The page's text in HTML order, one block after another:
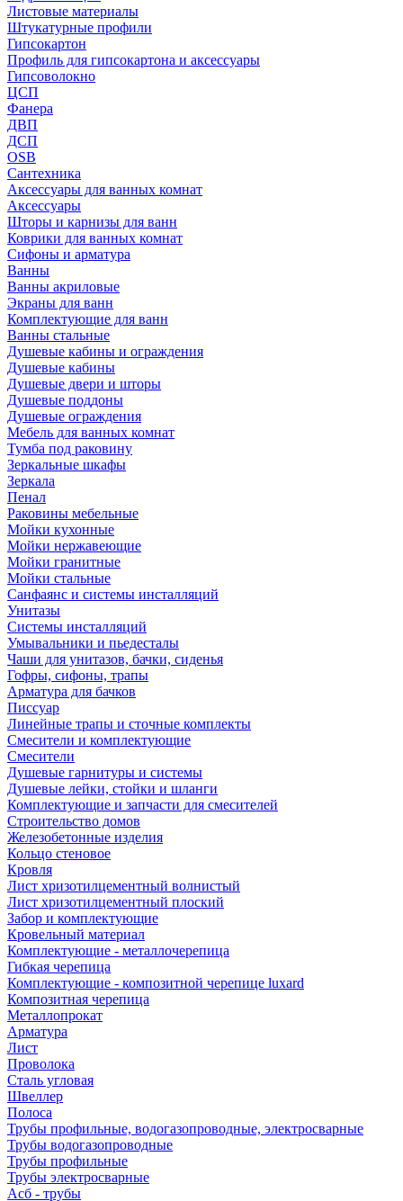
Листовые материалы
Штукатурные профили
Гипсокартон
Профиль для гипсокартона и аксессуары
Гипсоволокно
ЦСП
Фанера
ДВП
ДСП
OSB
Сантехника
Аксессуары для ванных комнат
Аксессуары
Шторы и карнизы для ванн
Коврики для ванных комнат
Сифоны и арматура
Ванны
Ванны акриловые
Экраны для ванн
Комплектующие для ванн
Ванны стальные
Душевые кабины и ограждения
Душевые кабины
Душевые двери и шторы
Душевые поддоны
Душевые ограждения
Мебель для ванных комнат
Тумба под раковину
Зеркальные шкафы
Зеркала
Пенал
Раковины мебельные
Мойки кухонные
Мойки нержавеющие
Мойки гранитные
Мойки стальные
Санфаянс и системы инсталляций
Унитазы
Системы инсталляций
Умывальники и пьедесталы
Чаши для унитазов, бачки, сиденья
Гофры, сифоны, трапы
Арматура для бачков
Писсуар
Линейные трапы и сточные комплекты
Смесители и комплектующие
Смесители
Душевые гарнитуры и системы
Душевые лейки, стойки и шланги
Комплектующие и запчасти для смесителей
Строительство домов
Железобетонные изделия
Кольцо стеновое
Кровля
Лист хризотилцементный волнистый
Лист хризотилцементный плоский
Забор и комплектующие
Кровельный материал
Комплектующие - металлочерепица
Гибкая черепица
Комплектующие - композитной черепице luxard
Композитная черепица
Металлопрокат
Арматура
Лист
Проволока
Сталь угловая
Швеллер
Полоса
Трубы профильные, водогазопроводные, электросварные
Трубы водогазопроводные
Трубы профильные
Трубы электросварные
Асб - трубы